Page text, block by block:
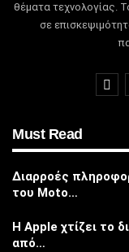
θέματα τεχνολογίας.
σε
Must Read
Διαρροές
του Moto…
Η Apple χτίζει το
από…